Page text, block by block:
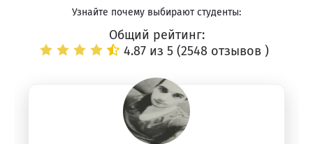
Узнайте почему выбирают студенты:
Общий рейтинг:
4.87 из 5 (2548 отзывов )